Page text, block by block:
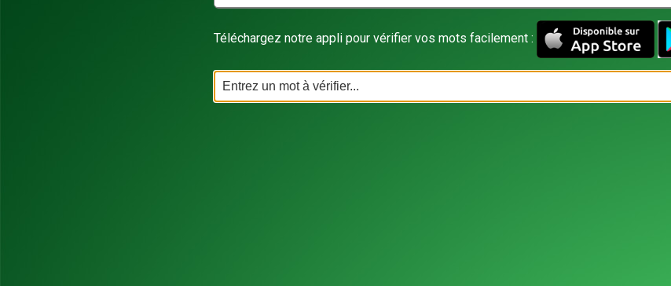
Téléchargez notre appli pour vérifier vos mots facilement :